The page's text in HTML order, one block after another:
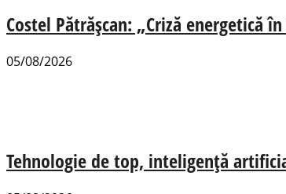
Costel Pătrășcan: „Criză energetică
05/08/2026
Tehnologie de top, inteligență